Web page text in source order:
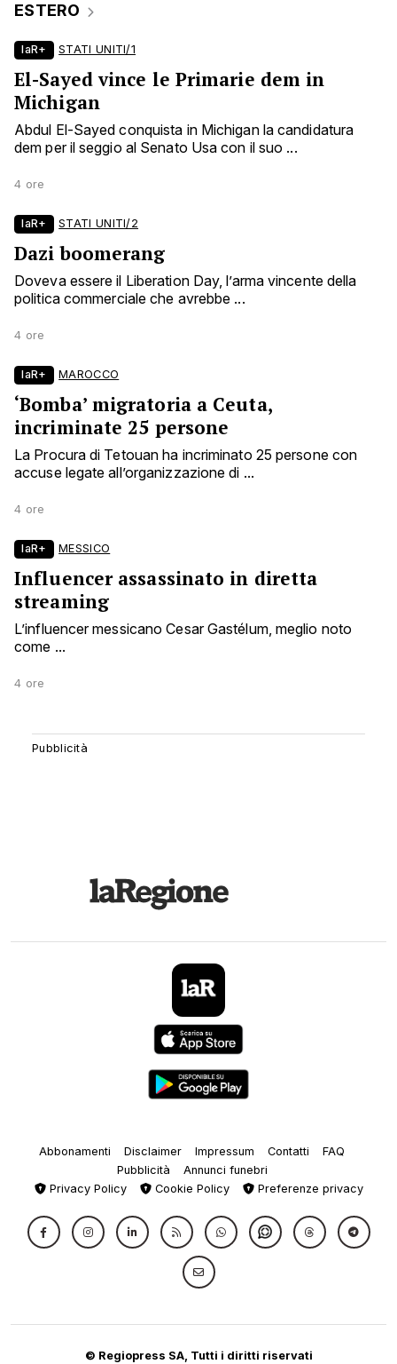
ESTERO
laR+ STATI UNITI/1
El-Sayed vince le Primarie dem in
Michigan
Abdul El-Sayed conquista in Michigan la candidatura
dem per il seggio al Senato Usa con il suo ...
4 ore
laR+ STATI UNITI/2
Dazi boomerang
Doveva essere il Liberation Day, l’arma vincente della
politica commerciale che avrebbe ...
4 ore
laR+ MAROCCO
‘Bomba’ migratoria a Ceuta,
incriminate 25 persone
La Procura di Tetouan ha incriminato 25 persone con
accuse legate all’organizzazione di ...
4 ore
laR+ MESSICO
Influencer assassinato in diretta
streaming
L’influencer messicano Cesar Gastélum, meglio noto
come ...
4 ore
Abbonamenti Disclaimer Impressum Contatti
FAQ
Pubblicità
Annunci funebri
Privacy Policy
Cookie Policy Preferenze privacy
© Regiopress SA, Tutti i diritti riservati